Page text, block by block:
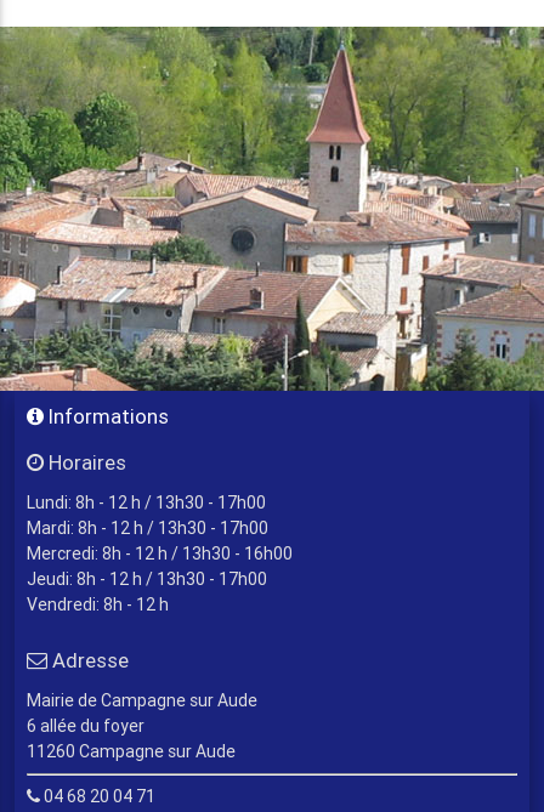
Informations
Horaires
Lundi: 8h - 12 h / 13h30 - 17h00
Mardi: 8h - 12 h / 13h30 - 17h00
Mercredi: 8h - 12 h / 13h30 - 16h00
Jeudi: 8h - 12 h / 13h30 - 17h00
Vendredi: 8h - 12 h
Adresse
Mairie de Campagne sur Aude
6 allée du foyer
11260 Campagne sur Aude
04 68 20 04 71